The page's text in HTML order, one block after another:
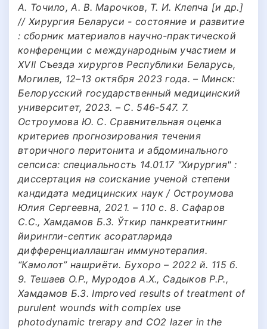
А. Точило, А. В. Марочков, Т. И. Клепча [и др.]
// Хирургия Беларуси - состояние и развитие
: сборник материалов научно-практической
конференции с международным участием и
XVII Съезда хирургов Республики Беларусь,
Могилев, 12–13 октября 2023 года. – Минск:
Белорусский государственный медицинский
университет, 2023. – С. 546-547. 7.
Остроумова Ю. С. Сравнительная оценка
критериев прогнозирования течения
вторичного перитонита и абдоминального
сепсиса: специальность 14.01.17 "Хирургия" :
диссертация на соискание ученой степени
кандидата медицинских наук / Остроумова
Юлия Сергеевна, 2021. – 110 с. 8. Сафаров
С.С., Хамдамов Б.З. Ўткир панкреатитнинг
йирингли-септик асоратларида
дифференциаллашган иммунотерапия.
“Камолот” нашриёти. Бухоро – 2022 й. 115 б.
9. Тешаев О.Р., Муродов А.Х., Садыков Р.Р.,
Хамдамов Б.З. Improved results of treatment of
purulent wounds with complex use
photodynamic trerapy and CO2 lazer in the